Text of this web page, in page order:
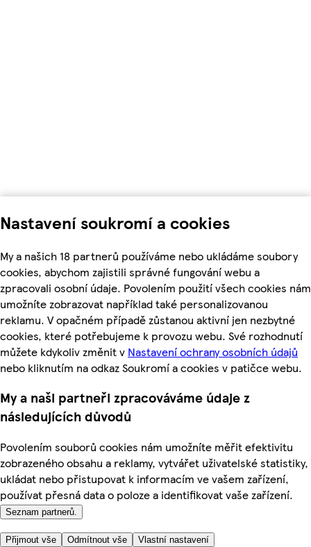
Nastavení soukromí a cookies
My a našich 18 partnerů používáme nebo ukládáme soubory
cookies, abychom zajistili správné fungování webu a
zpracovali osobní údaje. Povolením použití všech cookies nám
umožníte zobrazovat například také personalizovanou
reklamu. V opačném případě zůstanou aktivní jen nezbytné
cookies, které potřebujeme k provozu webu. Své rozhodnutí
můžete kdykoliv změnit v Nastavení ochrany osobních údajů
nebo kliknutím na odkaz Soukromí a cookies v patičce webu.
My a naši partneři zpracováváme údaje z
následujících důvodů
Povolením souborů cookies nám umožníte měřit efektivitu
zobrazeného obsahu a reklamy, vytvářet uživatelské statistiky,
ukládat nebo přistupovat k informacím ve vašem zařízení,
používat přesná data o poloze a identifikovat vaše zařízení.
Seznam partnerů.
Přijmout vše Odmítnout vše Vlastní nastavení